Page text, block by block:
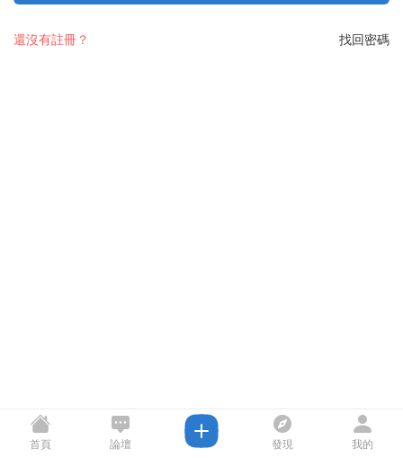
找回密碼
還沒有註冊？
首頁 論壇 發現 我的